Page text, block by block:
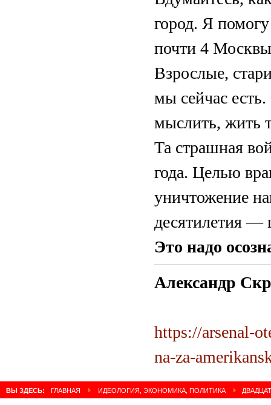
город. Я
почти 4
Взрослые,
мы сейчас
мыслить, жить
Та страшная
года. Целью
уничтожение
десятилетия —
Это надо
Александр
https://arsenal-
na-za-
ВЫ ЗДЕСЬ: ГЛАВНАЯ ИДЕОЛОГИЯ, ЭКОНОМИКА, ПОЛИТИКА